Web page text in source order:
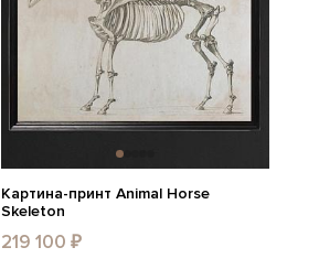
Картина-принт Animal Horse
Skeleton
219 100 ₽